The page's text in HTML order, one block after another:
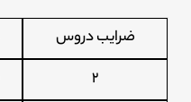
ضرایب دروس
۲